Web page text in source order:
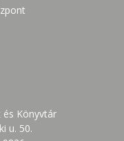
és Könyvtár
u. 50.